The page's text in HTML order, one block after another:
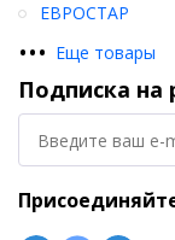
••• Еще товары
ЕВРОСТАР
Подписка на